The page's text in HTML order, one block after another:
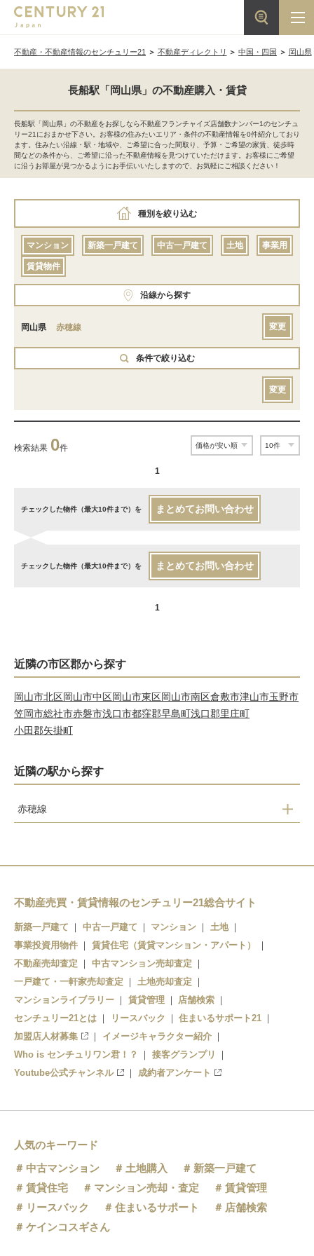
不動産・不動産情報のセンチュリー21 不動産ディレクトリ 中国・四国 岡山県
長船駅「岡山県」の不動産購入・賃貸
長船駅「岡山県」の不動産をお探しなら不動産フランチャイズ店舗数ナンバー1のセンチュ
リー21におまかせ下さい。お客様の住みたいエリア・条件の不動産情報を0件紹介しており
ます。住みたい沿線・駅・地域や、ご希望に合った間取り、予算・ご希望の家賃、徒歩時
間などの条件から、ご希望に沿った不動産情報を見つけていただけます。お客様にご希望
に沿うお部屋が見つかるようにお手伝いいたしますので、お気軽にご相談ください！
種別を絞り込む
マンション 新築一戸建て 中古一戸建て 土地 事業用
賃貸物件
沿線から探す
岡山県 赤穂線 変更
条件で絞り込む
変更
検索結果 0件
1
チェックした物件（最大10件まで）を まとめてお問い合わせ
チェックした物件（最大10件まで）を まとめてお問い合わせ
1
近隣の市区郡から探す
岡山市北区岡山市中区岡山市東区岡山市南区倉敷市津山市玉野市
笠岡市総社市赤磐市浅口市都窪郡早島町浅口郡里庄町
小田郡矢掛町
近隣の駅から探す
赤穂線
西大寺
東岡山
高島
西川原
不動産売買・賃貸情報のセンチュリー21総合サイト
新築一戸建て 中古一戸建て マンション
土地
事業投資用物件
賃貸住宅（賃貸マンション・アパート）
不動産売却査定
中古マンション売却査定
一戸建て・一軒家売却査定
土地売却査定
マンションライブラリー
賃貸管理
店舗検索
センチュリー21とは
リースバック
住まいるサポート21
加盟店人材募集
イメージキャラクター紹介
Who is センチュリワン君！？
接客グランプリ
Youtube公式チャンネル
成約者アンケート
人気のキーワード
中古マンション
土地購入
新築一戸建て
賃貸住宅
マンション売却・査定
賃貸管理
リースバック
住まいるサポート
店舗検索
ケインコスギさん